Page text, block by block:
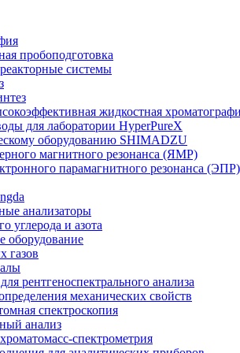
пробоподготовка
системы
жидкостная
для лаборатории HyperPureX
оборудованию SHIMADZU
магнитного резонанса (ЯМР)
парамагнитного резонанса (ЭПР)
анализаторы
углерода и азота
оборудование
газов
рентгеноспектрального анализа
механических свойств
спектроскопия
анализ
спектрометрия